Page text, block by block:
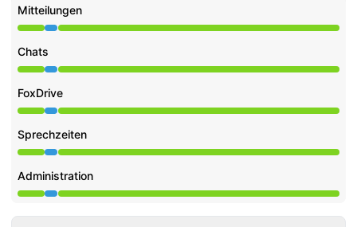
Mitteilungen
Wartung aus 2:00 AM zu 3:00 AM
Chats
Wartung aus 2:00 AM zu 3:00 AM
FoxDrive
Wartung aus 2:00 AM zu 3:00 AM
Sprechzeiten
Wartung aus 2:00 AM zu 3:00 AM
Administration
Wartung aus 2:00 AM zu 3:00 AM